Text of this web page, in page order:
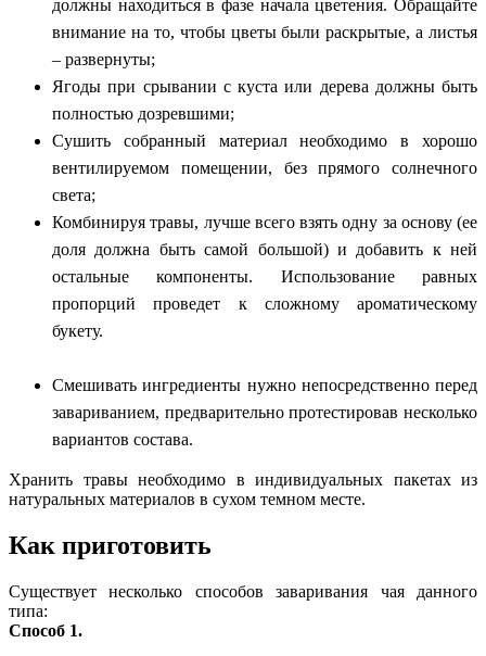
должны находиться в фазе начала цветения. Обращайте
внимание на то, чтобы цветы были раскрытые, а листья
– развернуты;
Ягоды при срывании с куста или дерева должны быть
полностью дозревшими;
Сушить собранный материал необходимо в хорошо
вентилируемом помещении, без прямого солнечного
света;
Комбинируя травы, лучше всего взять одну за основу (ее
доля должна быть самой большой) и добавить к ней
остальные компоненты. Использование равных
пропорций проведет к сложному ароматическому
букету.
Смешивать ингредиенты нужно непосредственно перед
завариванием, предварительно протестировав несколько
вариантов состава.
Хранить травы необходимо в индивидуальных пакетах из
натуральных материалов в сухом темном месте.
Как приготовить
Существует несколько способов заваривания чая данного
типа:
Способ 1.